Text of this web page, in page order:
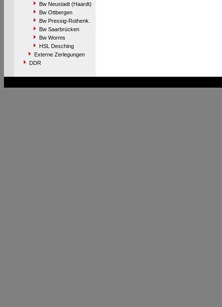
Bw Neustadt (Haardt)
Bw Ottbergen
Bw Pressig-Rothenk.
Bw Saarbrücken
Bw Worms
HSL Desching
Externe Zerlegungen
DDR